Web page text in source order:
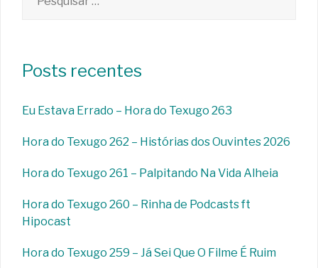
por:
Posts recentes
Eu Estava Errado – Hora do Texugo 263
Hora do Texugo 262 – Histórias dos Ouvintes 2026
Hora do Texugo 261 – Palpitando Na Vida Alheia
Hora do Texugo 260 – Rinha de Podcasts ft
Hipocast
Hora do Texugo 259 – Já Sei Que O Filme É Ruim